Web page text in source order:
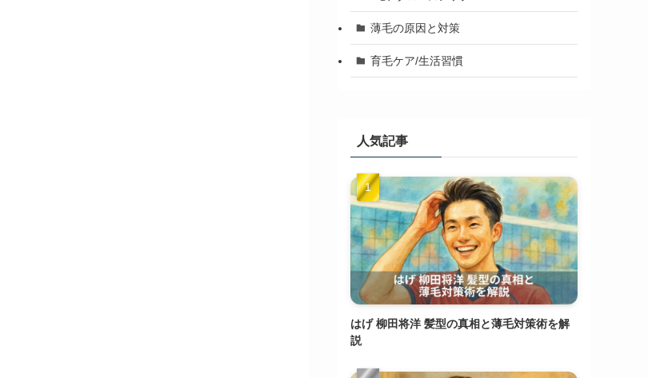
薄毛の原因と対策
育毛ケア/生活習慣
人気記事
はげ 柳田将洋 髪型の真相と薄毛対策術を解
説